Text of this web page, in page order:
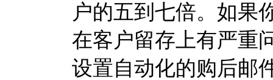
户的五到七倍。如果
在客户留存上有严重
设置自动化的购后邮